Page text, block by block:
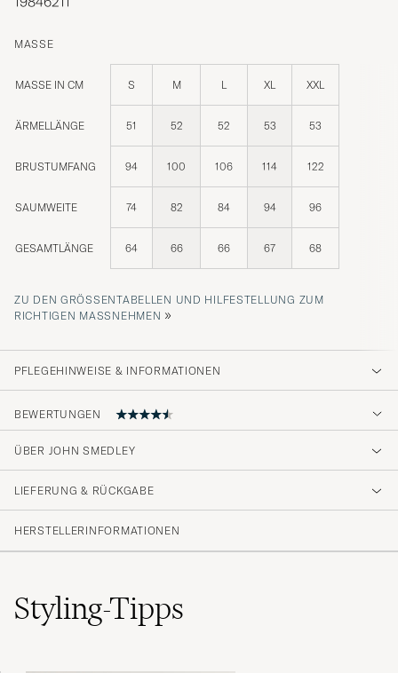
MASSE
MASSE IN CM S M L XL XXL
ÄRMELLÄNGE 51 52 52 53 53
BRUSTUMFANG 94 100 106 114 122
SAUMWEITE 74 82 84 94 96
GESAMTLÄNGE 64 66 66 67 68
ZU DEN GRÖSSENTABELLEN UND HILFESTELLUNG ZUM R
ICHTIGEN MASSNEHMEN
»
PFLEGEHINWEISE & INFORMATIONEN
BEWERTUNGEN
4.8
(20)
(0)
ÜBER JOHN SMEDLEY
LIEFERUNG & RÜCKGABE
HERSTELLERINFORMATIONEN
Styling-Tipps